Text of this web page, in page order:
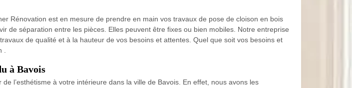
Rénovation est en mesure de prendre en main vos travaux de pose de cloison en bois
de séparation entre les pièces. Elles peuvent être fixes ou bien mobiles. Notre entreprise
de qualité et à la hauteur de vos besoins et attentes. Quel que soit vos besoins et
à Bavois
l’esthétisme à votre intérieure dans la ville de Bavois. En effet, nous avons les